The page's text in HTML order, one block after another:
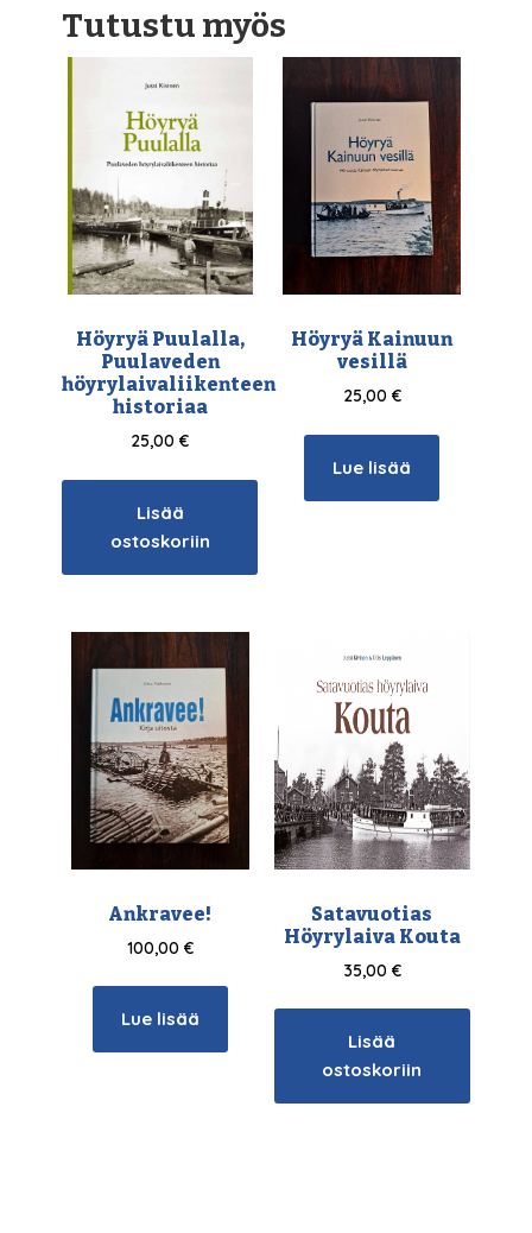
Tutustu myös
Höyryä Puulalla,
Puulaveden
höyrylaivaliikenteen
historiaa
25,00€
Lisää
ostoskoriin
Höyryä Kainuun
vesillä
25,00 €
Lue lisää
Ankravee!
100,00 €
Lue lisää
Satavuotias
Höyrylaiva Kouta
35,00 €
Lisää
ostoskoriin